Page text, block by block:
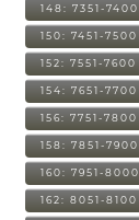
148: 7351-7400
150: 7451-7500
152: 7551-7600
154: 7651-7700
156: 7751-7800
158: 7851-7900
160: 7951-8000
162: 8051-8100